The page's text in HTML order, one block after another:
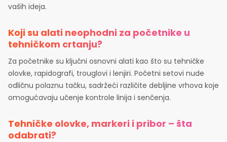
vaših ideja.
Koji su alati neophodni za početnike u
tehničkom crtanju?
Za početnike su ključni osnovni alati kao što su tehničke
olovke, rapidografi, trouglovi i lenjiri. Početni setovi nude
odličnu polaznu tačku, sadržeći različite debljine vrhova koje
omogućavaju učenje kontrole linija i senčenja.
Tehničke olovke, markeri i pribor – šta
odabrati?